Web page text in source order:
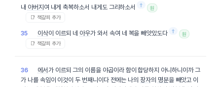
내 아버지 여 내게 축복하소서 내게도 그리하소서 † 원
📑 책갈피 추가
35 이삭이 이르되 네 아우가 와서 속여 네 복을 빼앗았도다 † 원
📑 책갈피 추가
36 에서 가 이르되 그의 이름을 야곱이라 함이 합당하지 아니하니이까 그
가 나를 속임이 이것이 두 번째니이다 전에는 나의 장자의 명분을 빼앗고 이